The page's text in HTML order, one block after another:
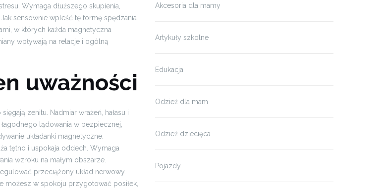
Wymaga dłuższego skupienia,
sensownie wpleść tę formę spędzania
w których każda magnetyczna
wpływają na relacje i ogólną
uważności
zenitu. Nadmiar wrażeń, hałasu i
lądowania w bezpiecznej,
układanki magnetyczne.
tętno i uspokaja oddech. Wymaga
wzroku na małym obszarze.
przeciążony układ nerwowy.
możesz w spokoju przygotować posiłek,
Akcesoria dla mamy
Artykuły szkolne
Edukacja
Odzież dla mam
Odzież dziecięca
Pojazdy